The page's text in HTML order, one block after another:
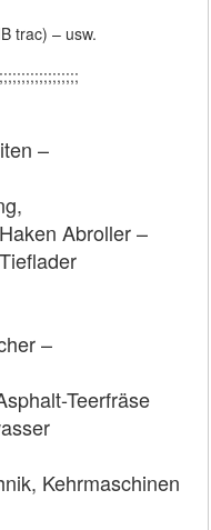
trac) – usw.
–
Abroller –
–
Teerfräse
Kehrmaschinen